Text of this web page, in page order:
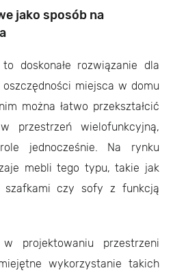
jako sposób na
doskonałe rozwiązanie dla
miejsca w domu
można łatwo przekształcić
przestrzeń wielofunkcyjną,
jednocześnie. Na rynku
mebli tego typu, takie jak
szafkami czy sofy z funkcją
projektowaniu przestrzeni
wykorzystanie takich